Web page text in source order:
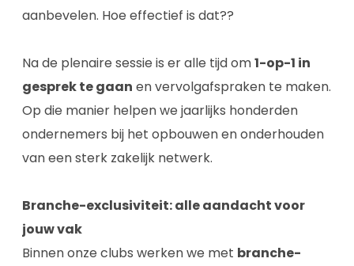
aanbevelen. Hoe effectief is dat??
Na de plenaire sessie is er alle tijd om1-op-1 in
gesprek te gaan en vervolgafspraken te maken.
Op die manier helpen we jaarlijks honderden
ondernemers bij het opbouwen en onderhouden
van een sterk zakelijk netwerk.
Branche-exclusiviteit: alle aandacht voor
jouw vak
Binnen onze clubs werken we met branche-